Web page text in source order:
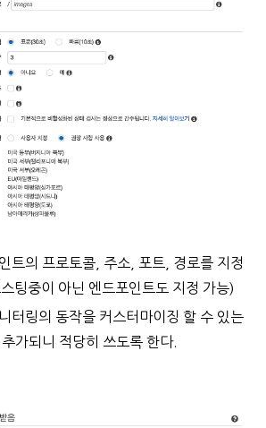
트의 프로토콜, 주소, 포트, 경로를 지정
팅중이 아닌 엔드포인트도 지정 가능)
터링의 동작을 커스터마이징 할 수 있는
가되니 적당히 쓰도록 한다.